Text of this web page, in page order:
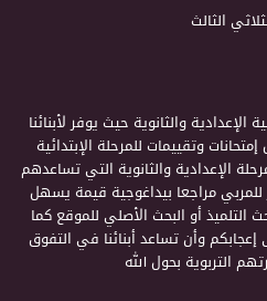
الثالث
والثانوية حيث يوفر لأبنائنا
وتقييمات للمرحلة الإبتدائية
الإعدادية والثانوية التي تساعدهم
مراجعا بيداغوجية قيمة يسهل
التلميذ أو البحث الأصلي للموقع كما
وأن تساعد أبنائنا في التفوق
التربوية بحول الله